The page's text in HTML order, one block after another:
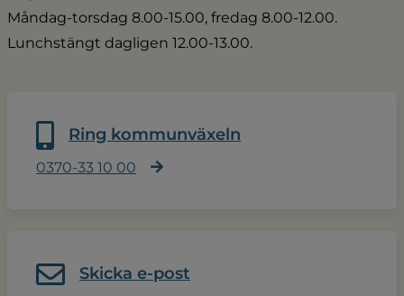
Måndag-torsdag 8.00-15.00, fredag 8.00-12.00.
Lunchstängt dagligen 12.00-13.00.
Ring kommunväxeln
0370-33 10 00
Skicka e-post